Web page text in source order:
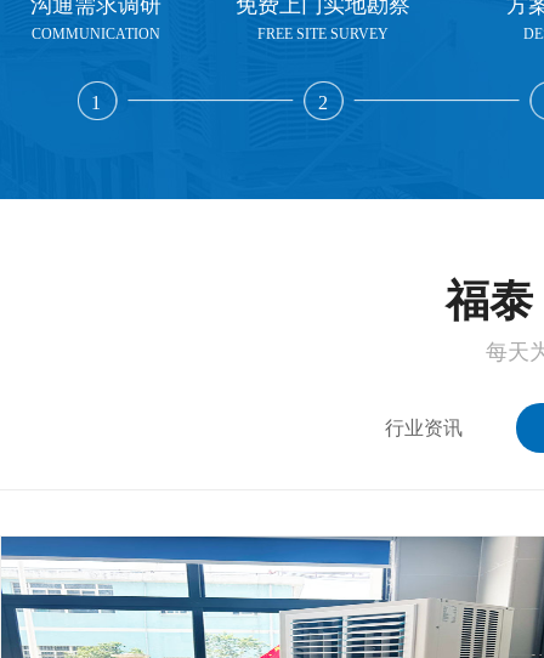
沟通需求调研
COMMUNICATION
1
免费上门实地勘察
FREE SITE SURVEY
2
方
福泰
每天
行业资讯